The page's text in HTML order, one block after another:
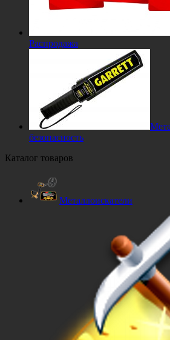
Распродажа
безопасность
Каталог товаров
Металлоискатели